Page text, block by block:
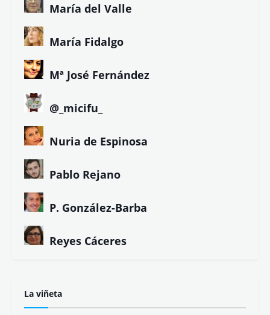
María del Valle
María Fidalgo
Mª José Fernández
@_micifu_
Nuria de Espinosa
Pablo Rejano
P. González-Barba
Reyes Cáceres
La viñeta